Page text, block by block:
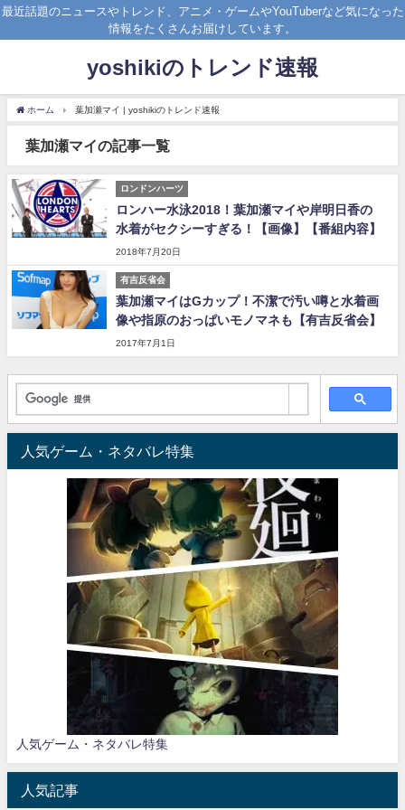
最近話題のニュースやトレンド、アニメ・ゲームやYouTuberなど気になった
情報をたくさんお届けしています。
yoshikiのトレンド速報
ホーム 葉加瀬マイ | yoshikiのトレンド速報
葉加瀬マイの記事一覧
ロンドンハーツ
ロンハー水泳2018！葉加瀬マイや岸明日香の
水着がセクシーすぎる！【画像】【番組内容】
2018年7月20日
有吉反省会
葉加瀬マイはGカップ！不潔で汚い噂と水着画
像や指原のおっぱいモノマネも【有吉反省会】
2017年7月1日
人気ゲーム・ネタバレ特集
人気ゲーム・ネタバレ特集
人気記事